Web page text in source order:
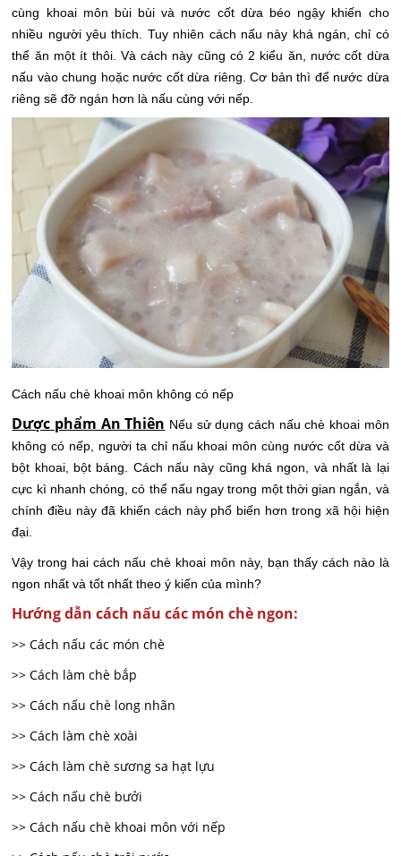
cùng khoai môn bùi bùi và nước cốt dừa béo ngậy khiến cho
nhiều người yêu thích. Tuy nhiên cách nấu này khá ngán, chỉ có
thể ăn một ít thôi. Và cách này cũng có 2 kiểu ăn, nước cốt dừa
nấu vào chung hoặc nước cốt dừa riêng. Cơ bản thì để nước dừa
riêng sẽ đỡ ngán hơn là nấu cùng với nếp.
Cách nấu chè khoai môn không có nếp
Dược phẩm An Thiên Nếu sử dụng cách nấu chè khoai môn
không có nếp, người ta chỉ nấu khoai môn cùng nước cốt dừa và
bột khoai, bột báng. Cách nấu này cũng khá ngon, và nhất là lại
cực kì nhanh chóng, có thể nấu ngay trong một thời gian ngắn, và
chính điều này đã khiến cách này phổ biến hơn trong xã hội hiện
đại.
Vậy trong hai cách nấu chè khoai môn này, bạn thấy cách nào là
ngon nhất và tốt nhất theo ý kiến của mình?
Hướng dẫn cách nấu các món chè ngon:
>> Cách nấu các món chè
>> Cách làm chè bắp
>> Cách nấu chè long nhãn
>> Cách làm chè xoài
>> Cách làm chè sương sa hạt lựu
>> Cách nấu chè bưởi
>> Cách nấu chè khoai môn với nếp